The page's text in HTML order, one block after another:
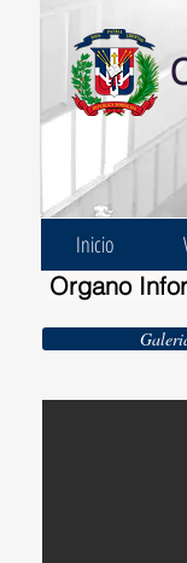
Inicio
Organo
Ernesto